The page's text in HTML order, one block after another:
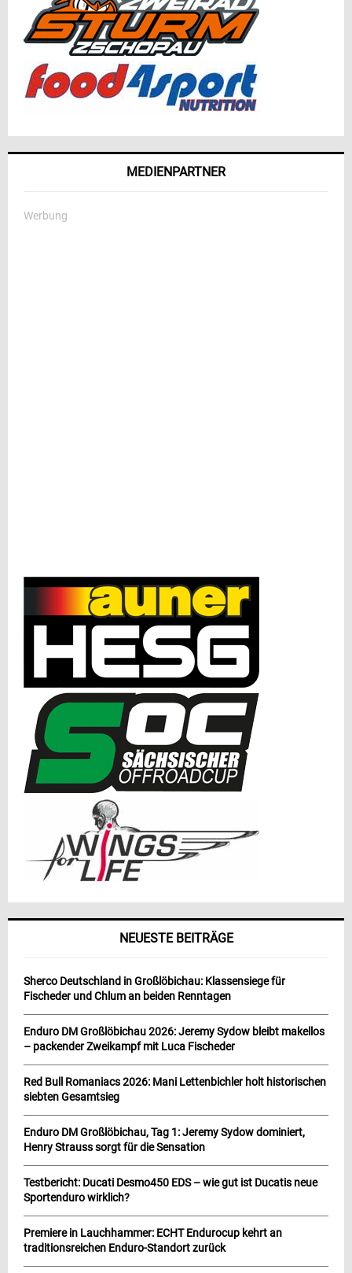
MEDIENPARTNER
Werbung
NEUESTE BEITRÄGE
Sherco Deutschland in Großlöbichau: Klassensiege für
Fischeder und Chlum an beiden Renntagen
Enduro DM Großlöbichau 2026: Jeremy Sydow bleibt makellos
– packender Zweikampf mit Luca Fischeder
Red Bull Romaniacs 2026: Mani Lettenbichler holt historischen
siebten Gesamtsieg
Enduro DM Großlöbichau, Tag 1: Jeremy Sydow dominiert,
Henry Strauss sorgt für die Sensation
Testbericht: Ducati Desmo450 EDS – wie gut ist Ducatis neue
Sportenduro wirklich?
Premiere in Lauchhammer: ECHT Endurocup kehrt an
traditionsreichen Enduro-Standort zurück